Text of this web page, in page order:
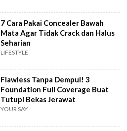
7 Cara Pakai Concealer Bawah
Mata Agar Tidak Crack dan Halus
Seharian
LIFESTYLE
Flawless Tanpa Dempul! 3
Foundation Full Coverage Buat
Tutupi Bekas Jerawat
YOUR SAY